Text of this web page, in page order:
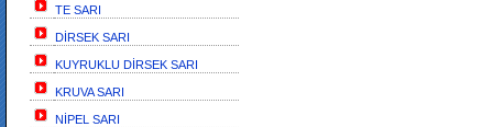
TE SARI
DİRSEK SARI
KUYRUKLU DİRSEK SARI
KRUVA SARI
NİPEL SARI